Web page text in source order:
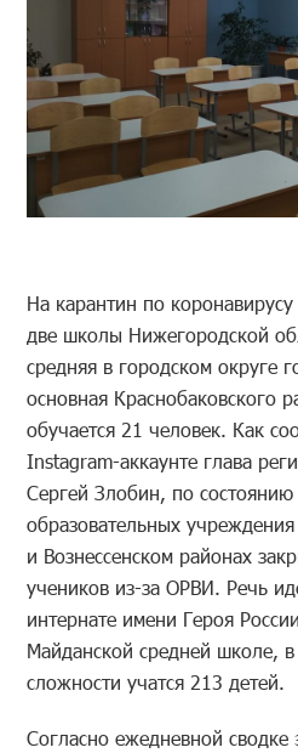
На карантин по
две школы Нижегородской
средняя в городском округе
основная Краснобаковского
обучается 21 человек. Как
Instagram-аккаунте глава
Сергей Злобин, по
образовательных
и Вознессенском районах
учеников из-за ОРВИ. Речь
интернате имени Героя
Майданской средней школе,
сложности учатся 213 детей.
Согласно ежедневной сводке